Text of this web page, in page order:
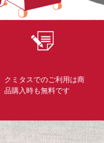
クミタスでのご利用は商
品購入時も無料です